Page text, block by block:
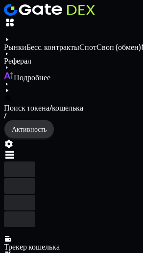
РынкиБесс. контрактыСпотСвоп (обмен)
Реферал
Подробнее
Поиск токена/кошелька
/
Активность
Трекер кошелька